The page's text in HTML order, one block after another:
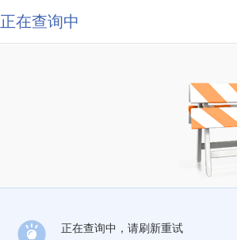
正在查询中
正在查询中，请刷新重试